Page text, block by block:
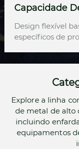
Capacidade
Design flexível
específicos de
Explore a linha
de metal de alto
incluindo
equipamentos